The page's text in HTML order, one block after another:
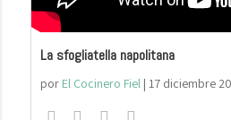
La sfogliatella napolitana
por El Cocinero Fiel| 17 diciembre